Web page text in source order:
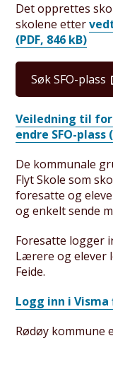
Det opprettes
skolene etter
(PDF, 846 kB)
Søk SFO-plass
Veiledning til
endre SFO-plass
De kommunale
Flyt Skole som
foresatte og
og enkelt sende
Foresatte logger
Lærere og elever
Feide.
Logg inn i
Rødøy kommune